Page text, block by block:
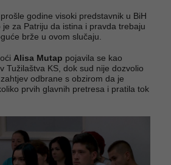
godine visoki predstavnik u BiH
je za Patriju da istina i pravda trebaju
brže u ovom slučaju.
Alisa Mutap pojavila se kao
Tužilaštva KS, dok sud nije dozvolio
odbrane s obzirom da je
prvih glavnih pretresa i pratila tok